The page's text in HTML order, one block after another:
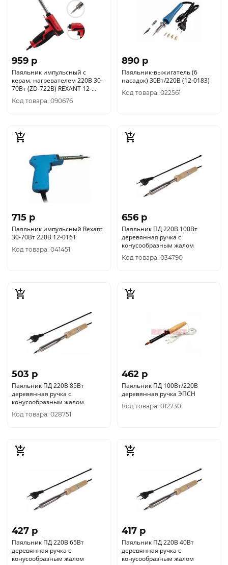
959 p
Паяльник импульсный с
керам. нагревателем 220В 30-
70Вт (ZD-722B) REXANT 12-
0161-1
Код товара: 090676
890 p
Паяльник-выжигатель (6
насадок) 30Вт/220В (12-0183)
Код товара: 022561
715 p
Паяльник импульсный Rexant
30-70Вт 220В 12-0161
Код товара: 041451
656 p
Паяльник ПД 220В 100Вт
деревянная ручка с
конусообразным жалом
Код товара: 034790
503 p
Паяльник ПД 220В 85Вт
деревянная ручка с
конусообразным жалом
Код товара: 028751
462 p
Паяльник ПД 100Вт/220В
деревянная ручка ЭПСН
Код товара: 012730
427 p
Паяльник ПД 220В 65Вт
деревянная ручка с
конусообразным жалом
417 p
Паяльник ПД 220В 40Вт
деревянная ручка с
конусообразным жалом